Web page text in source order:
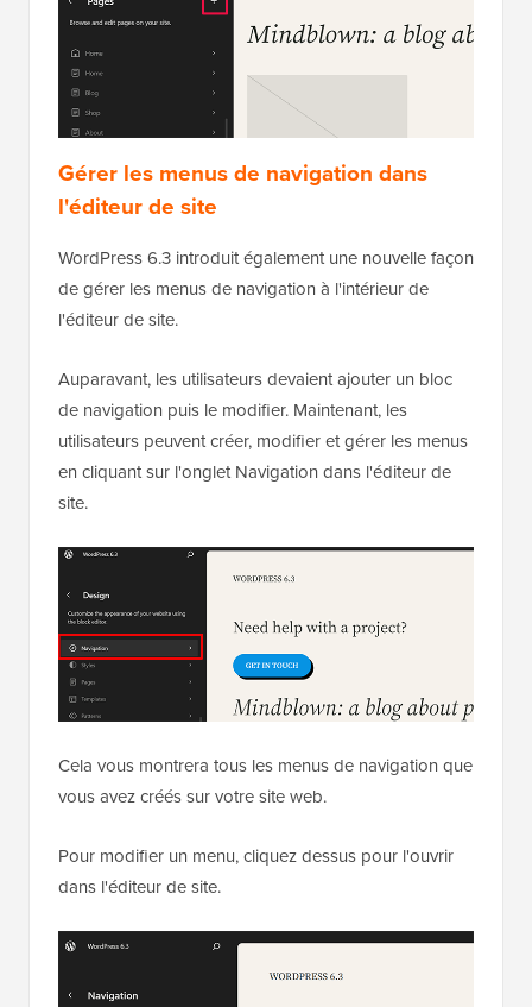
Gérer les menus de navigation dans
l'éditeur de site
WordPress 6.3 introduit également une nouvelle façon
de gérer les menus de navigation à l'intérieur de
l'éditeur de site.
Auparavant, les utilisateurs devaient ajouter un bloc
de navigation puis le modifier. Maintenant, les
utilisateurs peuvent créer, modifier et gérer les menus
en cliquant sur l'onglet Navigation dans l'éditeur de
site.
Cela vous montrera tous les menus de navigation que
vous avez créés sur votre site web.
Pour modifier un menu, cliquez dessus pour l'ouvrir
dans l'éditeur de site.